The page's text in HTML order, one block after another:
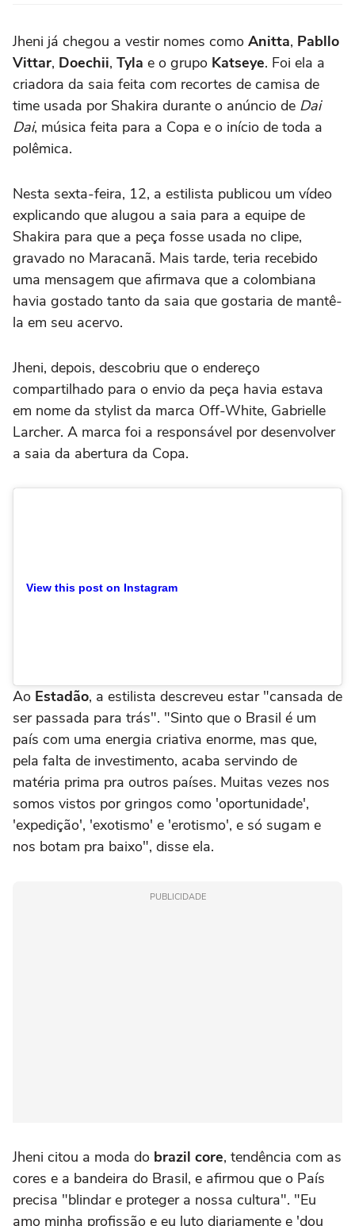
Jheni já chegou a vestir nomes como Anitta, Pabllo
Vittar, Doechii, Tyla e o grupo Katseye. Foi ela a
criadora da saia feita com recortes de camisa de
time usada por Shakira durante o anúncio de Dai
Dai, música feita para a Copa e o início de toda a
polêmica.
Nesta sexta-feira, 12, a estilista publicou um vídeo
explicando que alugou a saia para a equipe de
Shakira para que a peça fosse usada no clipe,
gravado no Maracanã. Mais tarde, teria recebido
uma mensagem que afirmava que a colombiana
havia gostado tanto da saia que gostaria de mantê-
la em seu acervo.
Jheni, depois, descobriu que o endereço
compartilhado para o envio da peça havia estava
em nome da stylist da marca Off-White, Gabrielle
Larcher. A marca foi a responsável por desenvolver
a saia da abertura da Copa.
View this post on Instagram
Ao Estadão, a estilista descreveu estar "cansada de
ser passada para trás". "Sinto que o Brasil é um
país com uma energia criativa enorme, mas que,
pela falta de investimento, acaba servindo de
matéria prima pra outros países. Muitas vezes nos
somos vistos por gringos como 'oportunidade',
'expedição', 'exotismo' e 'erotismo', e só sugam e
nos botam pra baixo", disse ela.
PUBLICIDADE
Jheni citou a moda do brazil core, tendência com as
cores e a bandeira do Brasil, e afirmou que o País
precisa "blindar e proteger a nossa cultura". "Eu
amo minha profissão e eu luto diariamente e 'dou